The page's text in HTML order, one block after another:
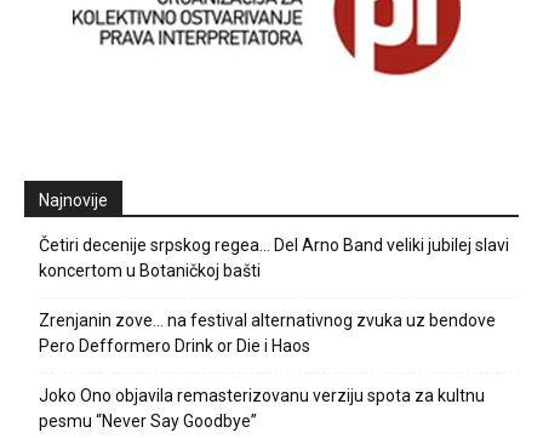
Najnovije
Četiri decenije srpskog regea… Del Arno Band veliki jubilej slavi
koncertom u Botaničkoj bašti
Zrenjanin zove… na festival alternativnog zvuka uz bendove
Pero Defformero Drink or Die i Haos
Joko Ono objavila remasterizovanu verziju spota za kultnu
pesmu “Never Say Goodbye”